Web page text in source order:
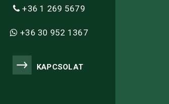
+36 1 269 5679
+36 30 952 1367
KAPCSOLAT